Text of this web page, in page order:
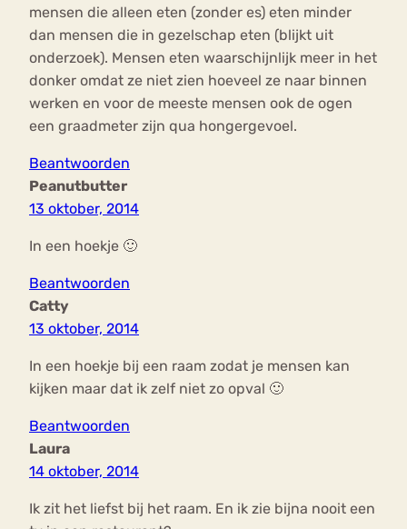
mensen die alleen eten (zonder es) eten minder
dan mensen die in gezelschap eten (blijkt uit
onderzoek). Mensen eten waarschijnlijk meer in het
donker omdat ze niet zien hoeveel ze naar binnen
werken en voor de meeste mensen ook de ogen
een graadmeter zijn qua hongergevoel.
Beantwoorden
Peanutbutter
13 oktober, 2014
In een hoekje 🙂
Beantwoorden
Catty
13 oktober, 2014
In een hoekje bij een raam zodat je mensen kan
kijken maar dat ik zelf niet zo opval 🙂
Beantwoorden
Laura
14 oktober, 2014
Ik zit het liefst bij het raam. En ik zie bijna nooit een